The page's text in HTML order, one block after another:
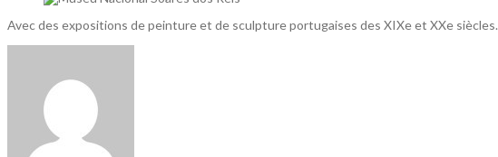
Avec des expositions de peinture et de sculpture portugaises des XIXe et XXe siècles.